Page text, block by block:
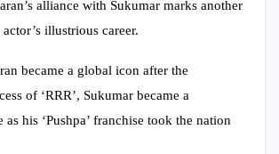
alliance with Sukumar marks another
illustrious career.
became a global icon after the
of ‘RRR’, Sukumar became a
as his ‘Pushpa’ franchise took the nation